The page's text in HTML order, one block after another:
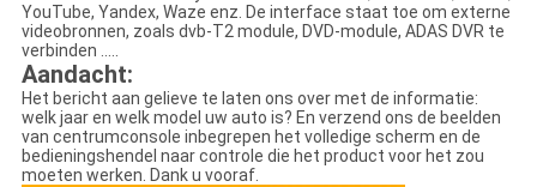
YouTube, Yandex, Waze enz. De interface staat toe om externe
videobronnen, zoals dvb-T2 module, DVD-module, ADAS DVR te
verbinden .....
Aandacht:
Het bericht aan gelieve te laten ons over met de informatie:
welk jaar en welk model uw auto is? En verzend ons de beelden
van centrumconsole inbegrepen het volledige scherm en de
bedieningshendel naar controle die het product voor het zou
moeten werken. Dank u vooraf.